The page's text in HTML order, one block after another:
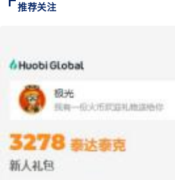
推荐关注